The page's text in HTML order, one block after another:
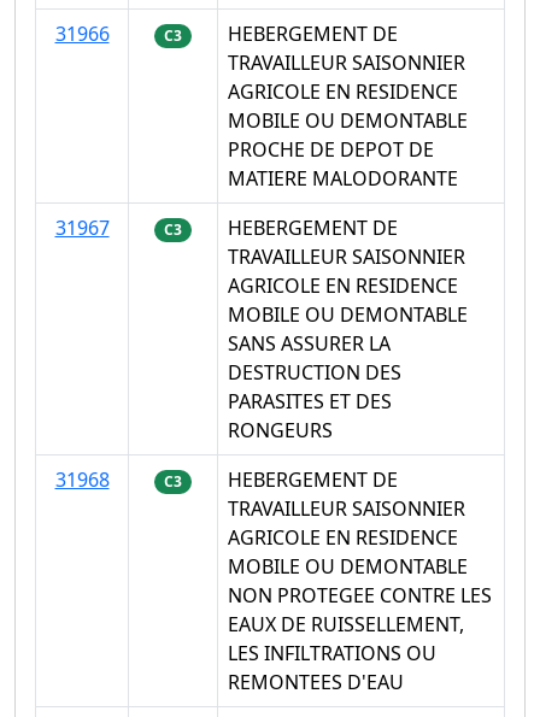
31966
C3
HEBERGEMENT DE
TRAVAILLEUR SAISONNIER
AGRICOLE EN RESIDENCE
MOBILE OU DEMONTABLE
PROCHE DE DEPOT DE
MATIERE MALODORANTE
31967
C3
HEBERGEMENT DE
TRAVAILLEUR SAISONNIER
AGRICOLE EN RESIDENCE
MOBILE OU DEMONTABLE
SANS ASSURER LA
DESTRUCTION DES
PARASITES ET DES
RONGEURS
31968
C3
HEBERGEMENT DE
TRAVAILLEUR SAISONNIER
AGRICOLE EN RESIDENCE
MOBILE OU DEMONTABLE
NON PROTEGEE CONTRE LES
EAUX DE RUISSELLEMENT,
LES INFILTRATIONS OU
REMONTEES D'EAU